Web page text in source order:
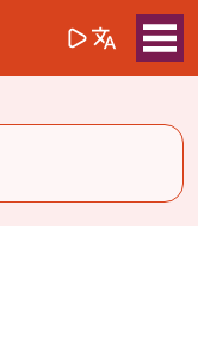
Sök på(opens in a